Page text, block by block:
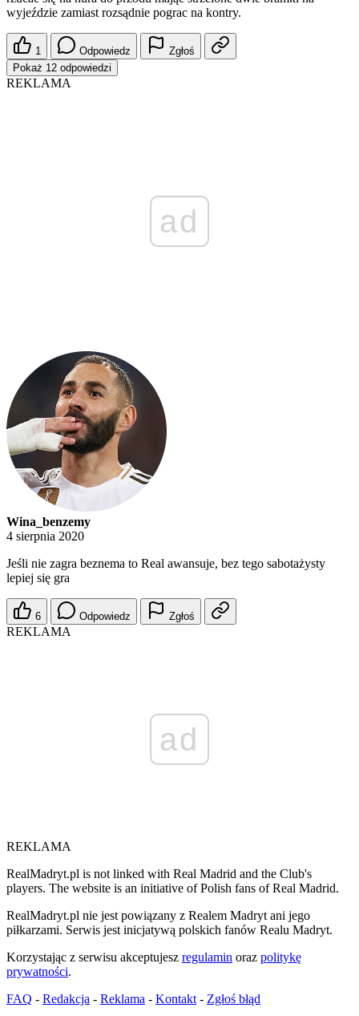
wyjeździe zamiast rozsądnie pograc na kontry.
1 Odpowiedz
Zgłoś
Pokaż 12 odpowiedzi
REKLAMA
ad
Wina_benzemy
4 sierpnia 2020
Jeśli nie zagra beznema to Real awansuje, bez tego sabotażysty
lepiej się gra
6 Odpowiedz Zgłoś
REKLAMA
ad
REKLAMA
RealMadryt.pl is not linked with Real Madrid and the Club's
players. The website is an initiative of Polish fans of Real Madrid.
RealMadryt.pl nie jest powiązany z Realem Madryt ani jego
piłkarzami. Serwis jest inicjatywą polskich fanów Realu Madryt.
Korzystając z serwisu akceptujesz regulamin oraz politykę
prywatności.
FAQ - Redakcja - Reklama - Kontakt - Zgłoś błąd